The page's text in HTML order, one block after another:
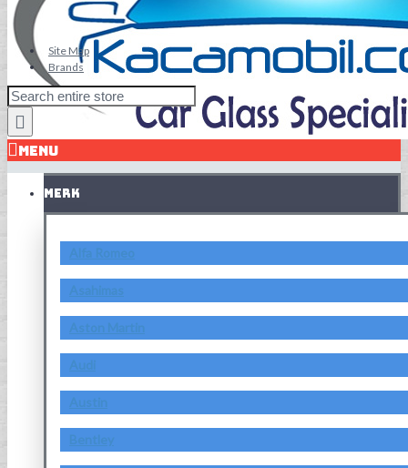
Site Map
Brands
MENU
MERK
Alfa Romeo
Asahimas
Aston Martin
Audi
Austin
Bentley